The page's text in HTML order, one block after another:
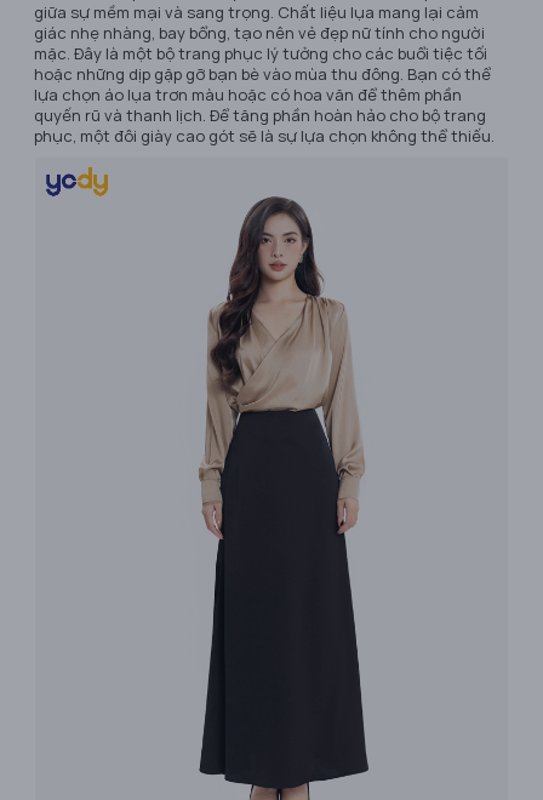
giữa sự mềm mại và sang trọng. Chất liệu lụa mang lại cảm
giác nhẹ nhàng, bay bổng, tạo nên vẻ đẹp nữ tính cho người
mặc. Đây là một bộ trang phục lý tưởng cho các buổi tiệc tối
hoặc những dịp gặp gỡ bạn bè vào mùa thu đông. Bạn có thể
lựa chọn áo lụa trơn màu hoặc có hoa văn để thêm phần
quyến rũ và thanh lịch. Để tăng phần hoàn hảo cho bộ trang
phục, một đôi giày cao gót sẽ là sự lựa chọn không thể thiếu.